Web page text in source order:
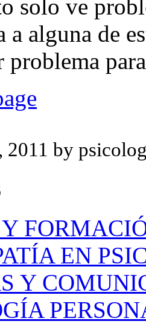
solo ve
a alguna de
problema
2011 by
Y
EN
Y